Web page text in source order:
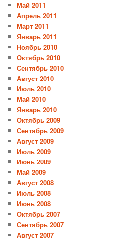
Май 2011
Апрель 2011
Март 2011
Январь 2011
Ноябрь 2010
Октябрь 2010
Сентябрь 2010
Август 2010
Июль 2010
Май 2010
Январь 2010
Октябрь 2009
Сентябрь 2009
Август 2009
Июль 2009
Июнь 2009
Май 2009
Август 2008
Июль 2008
Июнь 2008
Октябрь 2007
Сентябрь 2007
Август 2007